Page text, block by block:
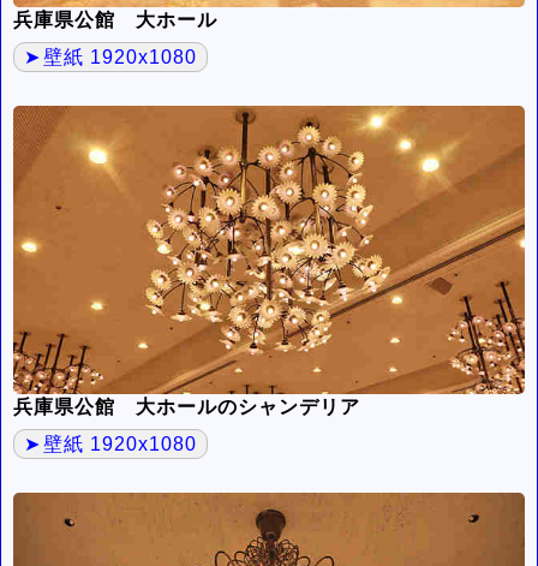
兵庫県公館 大ホール
壁紙 1920x1080
兵庫県公館 大ホールのシャンデリア
壁紙 1920x1080